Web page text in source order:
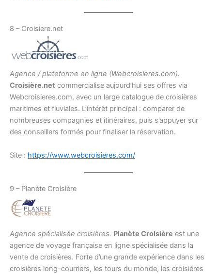
8 – Croisiere.net
Agence / plateforme en ligne (Webcroisieres.com).
Croisière.net commercialise aujourd’hui ses offres via
Webcroisieres.com, avec un large catalogue de croisières
maritimes et fluviales. L’intérêt principal : comparer de
nombreuses compagnies et itinéraires, puis s’appuyer sur
des conseillers formés pour finaliser la réservation.
Site : https://www.webcroisieres.com/
9 – Planète Croisière
Agence spécialisée croisières. Planète Croisière est une
agence de voyage française en ligne spécialisée dans la
vente de croisières. Forte d’une grande expérience dans les
croisières long-courriers, les tours du monde, les croisières